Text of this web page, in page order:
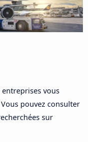
entreprises vous
pouvez consulter
sur